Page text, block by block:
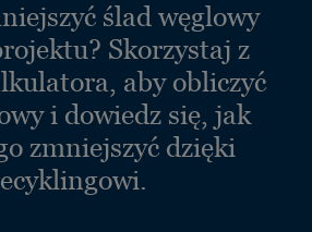
ślad węglowy
Skorzystaj z
aby obliczyć
i dowiedz się, jak
zmniejszyć dzięki